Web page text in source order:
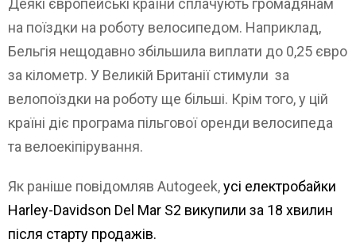
на поїздки на роботу велосипедом. Наприклад,
Бельгія нещодавно збільшила виплати до 0,25 євро
за кілометр. У Великій Британії стимули за
велопоїздки на роботу ще більші. Крім того, у цій
країні діє програма пільгової оренди велосипеда
та велоекіпірування.
Як раніше повідомляв Autogeek,усі електробайки
Harley-Davidson Del Mar S2 викупили за 18 хвилин
після старту продажів.